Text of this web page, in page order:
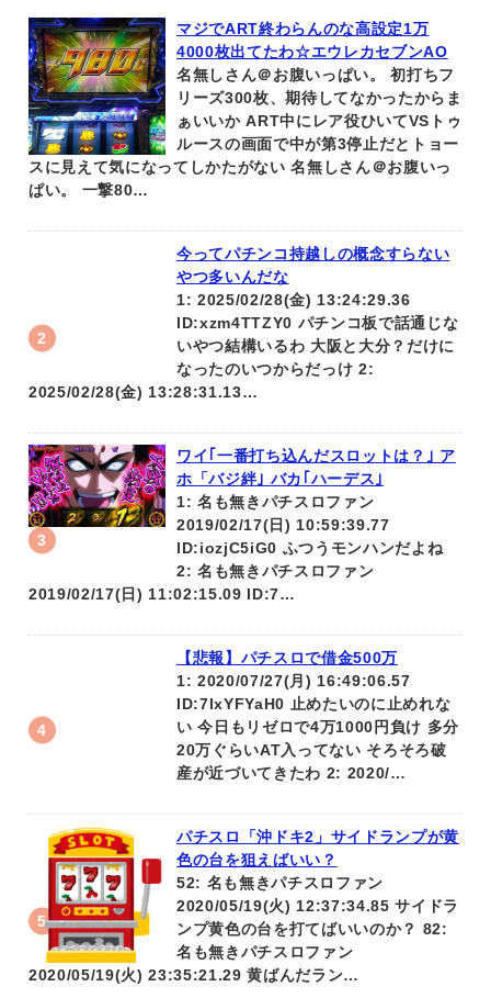
マジでART終わらんのな高設定1万
4000枚出てたわ☆エウレカセブンAO
名無しさん＠お腹いっぱい。 初打ちフ
リーズ300枚、期待してなかったからま
ぁいいか ART中にレア役ひいてVSトゥ
ルースの画面で中が第3停止だとトョー
スに見えて気になってしかたがない 名無しさん＠お腹いっ
ぱい。 一撃80…
今ってパチンコ持越しの概念すらない
やつ多いんだな
1: 2025/02/28(金) 13:24:29.36
ID:xzm4TTZY0 パチンコ板で話通じな
いやつ結構いるわ 大阪と大分？だけに
なったのいつからだっけ 2:
2025/02/28(金) 13:28:31.13…
ワイ｢一番打ち込んだスロットは？｣ ア
ホ「バジ絆｣ バカ｢ハーデス｣
1: 名も無きパチスロファン
2019/02/17(日) 10:59:39.77
ID:iozjC5iG0 ふつうモンハンだよね
2: 名も無きパチスロファン
2019/02/17(日) 11:02:15.09 ID:7…
【悲報】パチスロで借金500万
1: 2020/07/27(月) 16:49:06.57
ID:7IxYFYaH0 止めたいのに止めれな
い 今日もリゼロで4万1000円負け 多分
20万ぐらいAT入ってない そろそろ破
産が近づいてきたわ 2: 2020/…
パチスロ「沖ドキ2」サイドランプが黄
色の台を狙えばいい？
52: 名も無きパチスロファン
2020/05/19(火) 12:37:34.85 サイドラ
ンプ黄色の台を打てばいいのか？ 82:
名も無きパチスロファン
2020/05/19(火) 23:35:21.29 黄ばんだラン…